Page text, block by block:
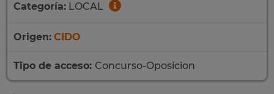
Categoría: LOCAL
Origen: CIDO
Tipo de acceso: Concurso-Oposicion